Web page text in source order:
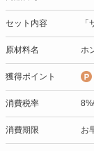
セット内容
原材料名 ホ
獲得ポイント
消費税率
消費期限 お